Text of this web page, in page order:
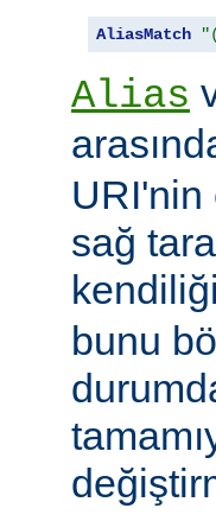
AliasMatch
Alias
URI'nin
sağ
bunu